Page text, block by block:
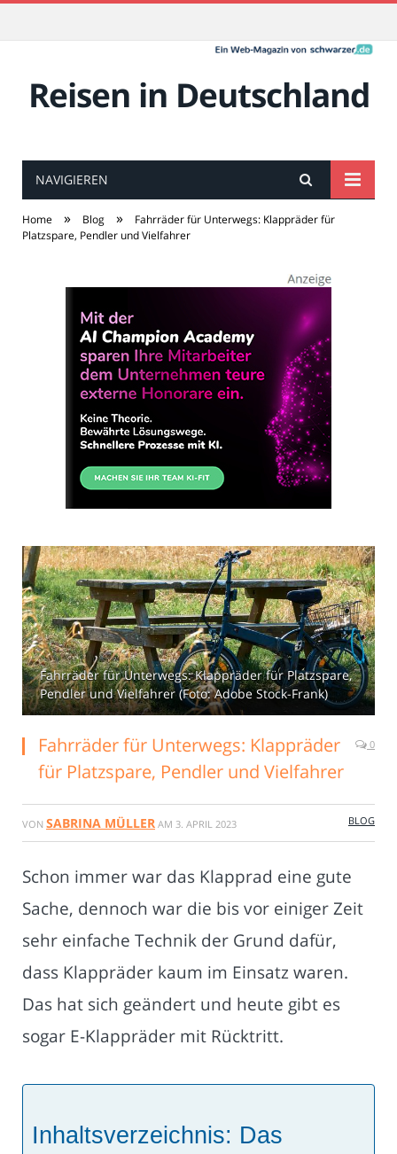
Reisen in Deutschland
NAVIGIEREN
Home » Blog »
Fahrräder für Unterwegs: Klappräder für
Platzspare, Pendler und Vielfahrer
Fahrräder für Unterwegs: Klappräder für Platzspare,
Pendler und Vielfahrer (Foto: Adobe Stock-Frank)
Fahrräder für Unterwegs: Klappräder
für Platzspare, Pendler und Vielfahrer
0
VON SABRINA MÜLLER AM 3. APRIL 2023 BLOG
Schon immer war das Klapprad eine gute
Sache, dennoch war die bis vor einiger Zeit
sehr einfache Technik der Grund dafür,
dass Klappräder kaum im Einsatz waren.
Das hat sich geändert und heute gibt es
sogar E-Klappräder mit Rücktritt.
Inhaltsverzeichnis: Das